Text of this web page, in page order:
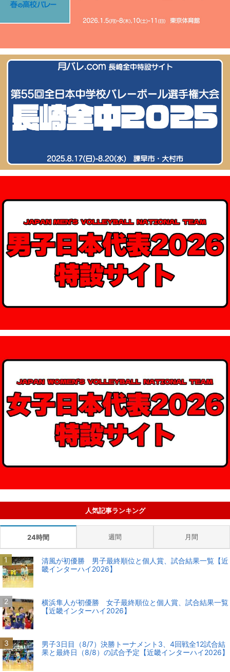
人気記事ランキング
24時間 週間 月間
清風が初優勝 男子最終順位と個人賞、試合結果一覧【近
畿インターハイ2026】
横浜隼人が初優勝 女子最終順位と個人賞、試合結果一覧
【近畿インターハイ2026】
男子3日目（8/7）決勝トーナメント3、4回戦全12試合結
果と最終日（8/8）の試合予定【近畿インターハイ2026】